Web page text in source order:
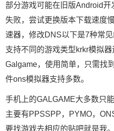
部分游戏可能在旧版Android
失败，尝试更换版本下载速度
速器，修改DNS以下是7种常
支持不同的游戏类型krkr模拟
Galgame，使用简单，只需找
件ons模拟器支持多数。
手机上的GALGAME大多数只
主要有PPSSPP，PYMO，
要找游戏去相应的贴吧就是我。